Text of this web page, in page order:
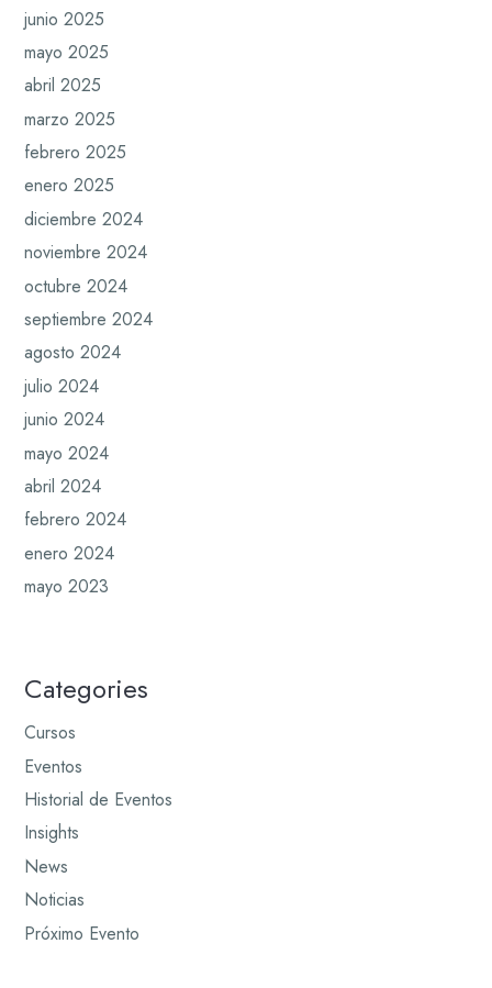
junio 2025
mayo 2025
abril 2025
marzo 2025
febrero 2025
enero 2025
diciembre 2024
noviembre 2024
octubre 2024
septiembre 2024
agosto 2024
julio 2024
junio 2024
mayo 2024
abril 2024
febrero 2024
enero 2024
mayo 2023
Categories
Cursos
Eventos
Historial de Eventos
Insights
News
Noticias
Próximo Evento